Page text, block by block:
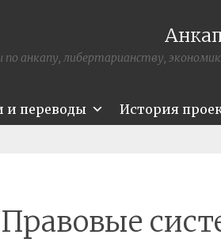
анкапу, либертарианству,
и переводы История
Правовые